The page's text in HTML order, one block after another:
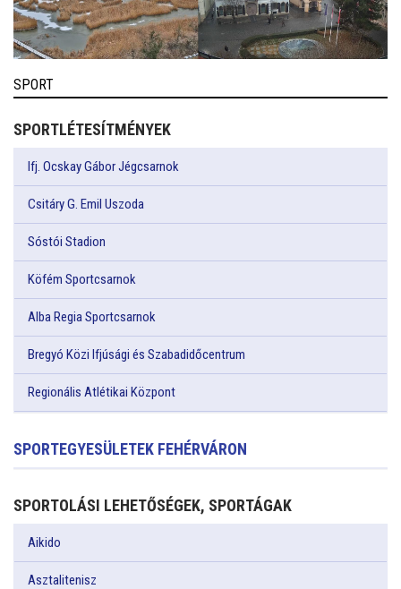
SPORT
SPORTLÉTESÍTMÉNYEK
Ifj. Ocskay Gábor Jégcsarnok
Csitáry G. Emil Uszoda
Sóstói Stadion
Köfém Sportcsarnok
Alba Regia Sportcsarnok
Bregyó Közi Ifjúsági és Szabadidőcentrum
Regionális Atlétikai Központ
SPORTEGYESÜLETEK FEHÉRVÁRON
SPORTOLÁSI LEHETŐSÉGEK, SPORTÁGAK
Aikido
Asztalitenisz